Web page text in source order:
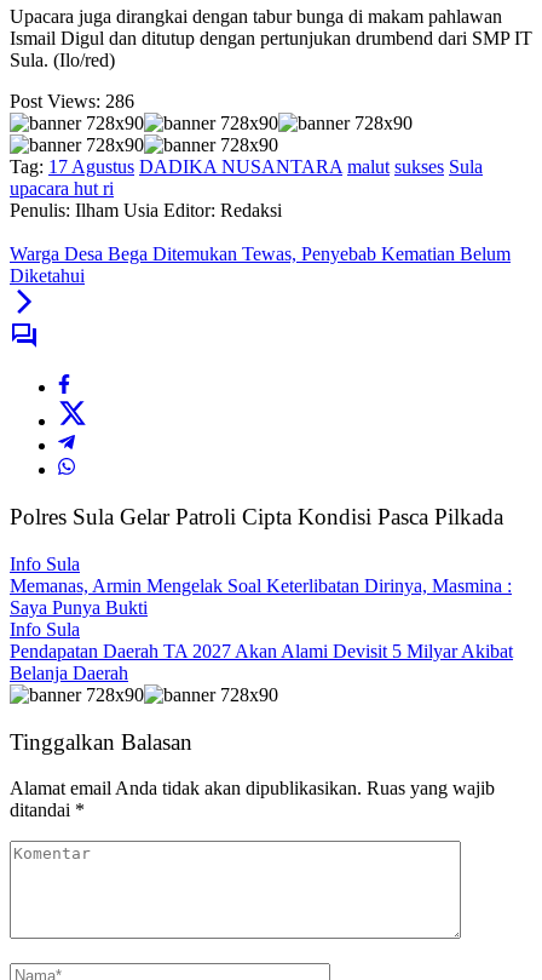
Upacara juga dirangkai dengan tabur bunga di makam pahlawan
Ismail Digul dan ditutup dengan pertunjukan drumbend dari SMP IT
Sula. (Ilo/red)
Post Views: 286
Tag: 17 Agustus DADIKA NUSANTARA malut sukses Sula
upacara hut ri
Penulis: Ilham Usia Editor: Redaksi
Warga Desa Bega Ditemukan Tewas, Penyebab Kematian Belum
Diketahui
Polres Sula Gelar Patroli Cipta Kondisi Pasca Pilkada
Info Sula
Memanas, Armin Mengelak Soal Keterlibatan Dirinya, Masmina :
Saya Punya Bukti
Info Sula
Pendapatan Daerah TA 2027 Akan Alami Devisit 5 Milyar Akibat
Belanja Daerah
Tinggalkan Balasan
Alamat email Anda tidak akan dipublikasikan. Ruas yang wajib
ditandai *